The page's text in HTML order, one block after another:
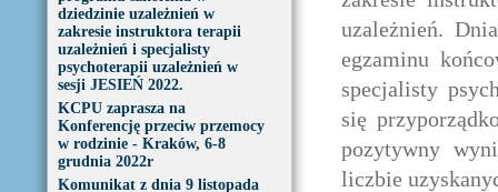
dziedzinie uzależnień w
zakresie instruktora terapii
uzależnień i specjalisty
psychoterapii uzależnień w
sesji JESIEŃ 2022.
KCPU zaprasza na
Konferencję przeciw przemocy
w rodzinie - Kraków, 6-8
grudnia 2022r
Komunikat z dnia 9 listopada
uzależnień.
egzaminu
specjalisty
się
pozytywny
liczbie